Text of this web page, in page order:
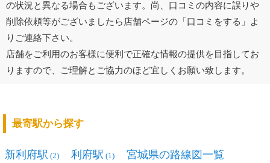
の状況と異なる場合もございます。尚、口コミの内容に誤りや
削除依頼等がございましたら店舗ページの「口コミをする」よ
りご連絡下さい。
店舗をご利用のお客様に便利で正確な情報の提供を目指してお
りますので、ご理解とご協力のほど宜しくお願い致します。
最寄駅から探す
新利府駅 (2) 利府駅 (1) 宮城県の路線図一覧